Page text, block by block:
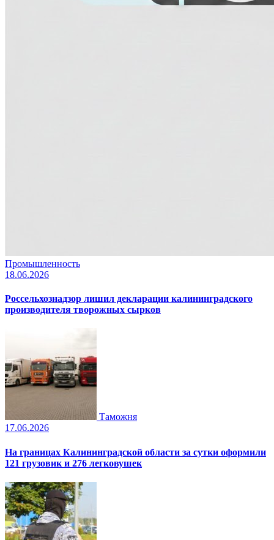
Промышленность
18.06.2026
Россельхознадзор лишил декларации калининградского
производителя творожных сырков
Таможня
17.06.2026
На границах Калининградской области за сутки оформили
121 грузовик и 276 легковушек